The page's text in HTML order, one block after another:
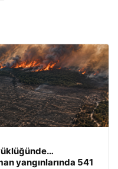
yangınlarında 541